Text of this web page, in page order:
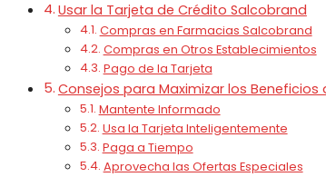
Usar la Tarjeta de Crédito Salcobrand
Compras en Farmacias Salcobrand
Compras en Otros Establecimientos
Pago de la Tarjeta
Consejos para Maximizar los
Mantente Informado
Usa la Tarjeta Inteligentemente
Paga a Tiempo
Aprovecha las Ofertas Especiales